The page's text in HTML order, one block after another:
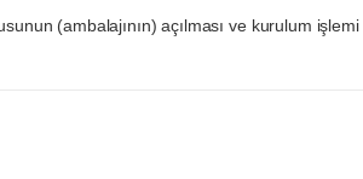
(ambalajının) açılması ve kurulum